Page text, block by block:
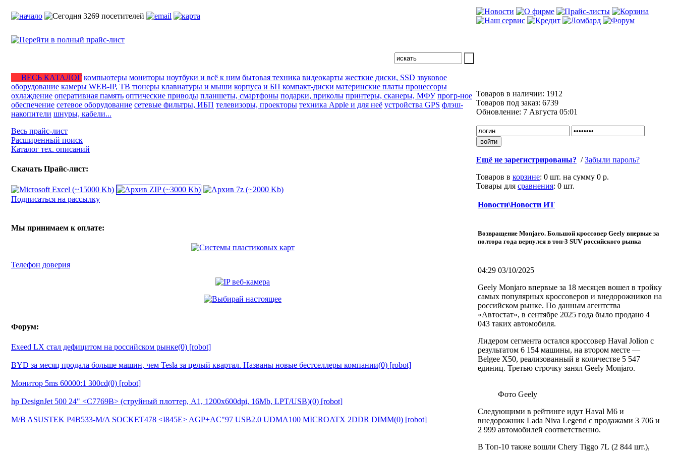
ВЕСЬ КАТАЛОГ компьютеры мониторы ноутбуки и всё к ним бытовая техника видеокарты жесткие диски, SSD звуковое
оборудование камеры WEB-IP, ТВ тюнеры клавиатуры и мыши корпуса и БП компакт-диски материнские платы процессоры
охлаждение оперативная память оптические приводы планшеты, смартфоны подарки, приколы принтеры, сканеры, МФУ прогр-ное
обеспечение сетевое оборудование сетевые фильтры, ИБП телевизоры, проекторы техника Apple и для неё устройства GPS флэш-
накопители шнуры, кабели...
Весь прайс-лист
Расширенный поиск
Каталог тех. описаний
Скачать Прайс-лист:
Подписаться на рассылку
Мы принимаем к оплате:
Телефон доверия
Форум:
Exeed LX стал дефицитом на российском рынке(0) [robot]
BYD за месяц продала больше машин, чем Tesla за целый квартал. Названы новые бестселлеры компании(0) [robot]
Монитор 5ms 60000:1 300cd(0) [robot]
hp DesignJet 500 24" <C7769B> (струйный плоттер, A1, 1200х600dpi, 16Mb, LPT/USB)(0) [robot]
M/B ASUSTEK P4B533-M/A SOCKET478 <I845E> AGP+AC"97 USB2.0 UDMA100 MICROATX 2DDR DIMM(0) [robot]
Товаров в наличии: 1912
Товаров под заказ: 6739
Обновление: 7 Августа 05:01
Ещё не зарегистрированы? /Забыли пароль?
Товаров в корзине: 0 шт. на сумму 0 р.
Товары для сравнения: 0 шт.
Новости\Новости ИТ
Возвращение Monjaro. Большой кроссовер Geely впервые за
полтора года вернулся в топ-3 SUV российского рынка
04:29 03/10/2025
Geely Monjaro впервые за 18 месяцев вошел в тройку
самых популярных кроссоверов и внедорожников на
российском рынке. По данным агентства
«Автостат», в сентябре 2025 года было продано 4
043 таких автомобиля.
Лидером сегмента остался кроссовер Haval Jolion с
результатом 6 154 машины, на втором месте —
Belgee X50, реализованный в количестве 5 547
единиц. Третью строчку занял Geely Monjaro.
Фото Geely
Следующими в рейтинге идут Haval M6 и
внедорожник Lada Niva Legend с продажами 3 706 и
2 999 автомобилей соответственно.
В Топ-10 также вошли Chery Tiggo 7L (2 844 шт.),